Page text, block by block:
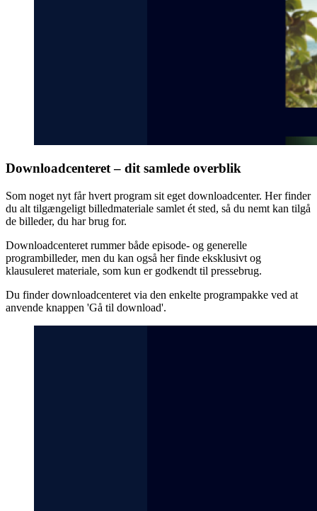
Downloadcenteret – dit samlede overblik
Som noget nyt får hvert program sit eget downloadcenter. Her finder
du alt tilgængeligt billedmateriale samlet ét sted, så du nemt kan tilgå
de billeder, du har brug for.
Downloadcenteret rummer både episode- og generelle
programbilleder, men du kan også her finde eksklusivt og
klausuleret materiale, som kun er godkendt til pressebrug.
Du finder downloadcenteret via den enkelte programpakke ved at
anvende knappen 'Gå til download'.